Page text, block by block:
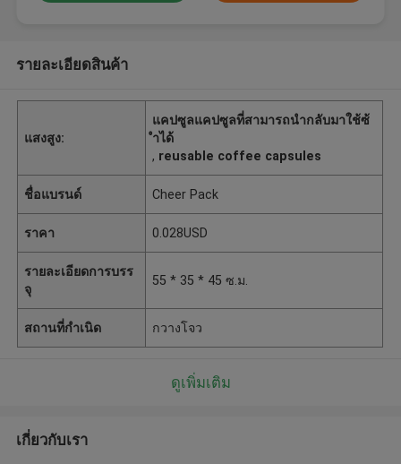
รายละเอียดสินค้า
แสงสูง:
แคปซูลแคปซูลที่สามารถนำกลับมาใช้ซ้
ำได้
, reusable coffee capsules
ชื่อแบรนด์ Cheer Pack
ราคา 0.028USD
รายละเอียดการบรร
จุ
55 * 35 * 45 ซ.ม.
สถานที่กำเนิด กวางโจว
ดูเพิ่มเติม
เกี่ยวกับเรา